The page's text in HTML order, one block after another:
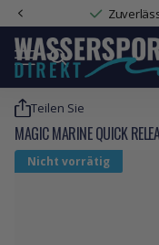
Teilen Sie
MAGIC MARINE QUICK
Nicht vorrätig